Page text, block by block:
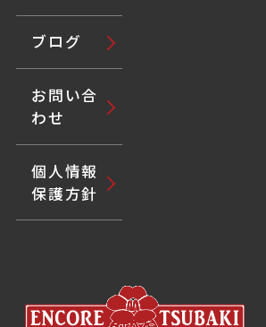
ブログ
お問い合
わせ
個人情報
保護方針